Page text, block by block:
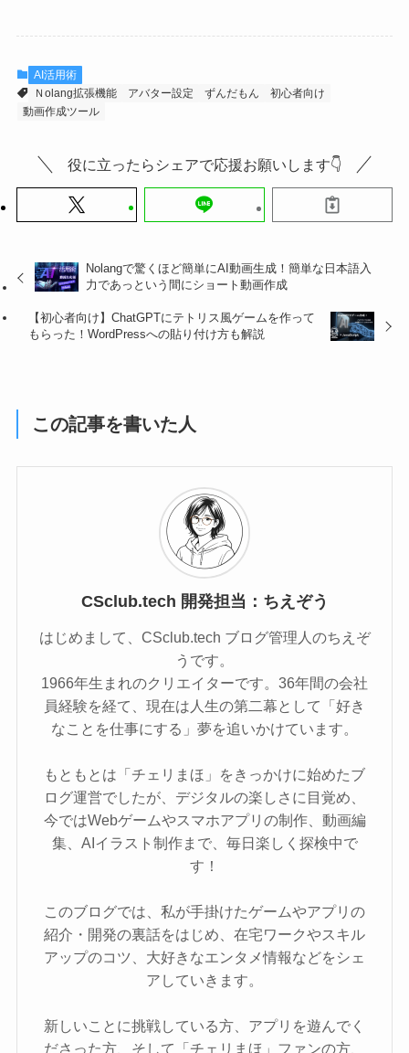
AI活用術
Ｎolang拡張機能
アバター設定 ずんだもん
初心者向け
動画作成ツール
役に立ったらシェアで応援お願いします👇
Nolangで驚くほど簡単にAI動画生成！簡単な日本語入
力であっという間にショート動画作成
【初心者向け】ChatGPTにテトリス風ゲームを作って
もらった！WordPressへの貼り付け方も解説
この記事を書いた人
CSclub.tech 開発担当：ちえぞう
はじめまして、CSclub.tech ブログ管理人のちえぞ
うです。
1966年生まれのクリエイターです。36年間の会社
員経験を経て、現在は人生の第二幕として「好き
なことを仕事にする」夢を追いかけています。
もともとは「チェリまほ」をきっかけに始めたブ
ログ運営でしたが、デジタルの楽しさに目覚め、
今ではWebゲームやスマホアプリの制作、動画編
集、AIイラスト制作まで、毎日楽しく探検中で
す！
このブログでは、私が手掛けたゲームやアプリの
紹介・開発の裏話をはじめ、在宅ワークやスキル
アップのコツ、大好きなエンタメ情報などをシェ
アしていきます。
新しいことに挑戦している方、アプリを遊んでく
ださった方、そして「チェリまほ」ファンの方、